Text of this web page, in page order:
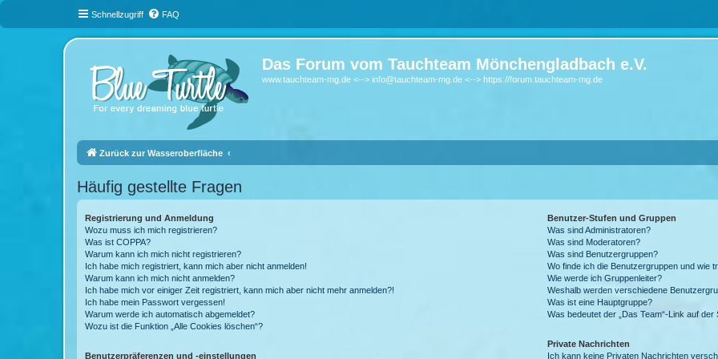
Schnellzugriff FAQ
Das Forum vom Tauchteam Mönchengladbach e.V.
www.tauchteam-mg.de <--> info@tauchteam-mg.de <--> https://forum.tauchteam-mg.de
Zurück zur Wasseroberfläche
Häufig gestellte Fragen
Registrierung und Anmeldung
Wozu muss ich mich registrieren?
Was ist COPPA?
Warum kann ich mich nicht registrieren?
Ich habe mich registriert, kann mich aber nicht anmelden!
Warum kann ich mich nicht anmelden?
Ich habe mich vor einiger Zeit registriert, kann mich aber nicht mehr anmelden?!
Ich habe mein Passwort vergessen!
Warum werde ich automatisch abgemeldet?
Wozu ist die Funktion „Alle Cookies löschen“?
Benutzerpräferenzen und -einstellungen
Benutzer-Stufen und Gruppen
Was sind Administratoren?
Was sind Moderatoren?
Was sind Benutzergruppen?
Wo finde ich die Benutzergruppen und wie
Wie werde ich Gruppenleiter?
Weshalb werden verschiedene
Was ist eine Hauptgruppe?
Was bedeutet der „Das Team“-Link auf der
Private Nachrichten
Ich kann keine Privaten Nachrichten